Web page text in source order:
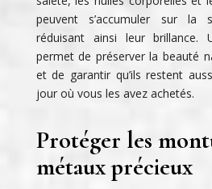
peuvent s’accumuler sur la
réduisant ainsi leur brillance.
permet de préserver la beauté
et de garantir qu’ils restent
jour où vous les avez achetés.
Protéger les
métaux précieux